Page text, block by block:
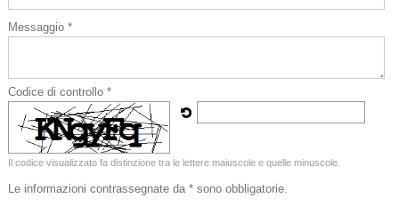
Messaggio *
Codice di controllo *
Il codice visualizzato fa distinzione tra le lettere maiuscole e quelle minuscole.
Le informazioni contrassegnate da * sono obbligatorie.